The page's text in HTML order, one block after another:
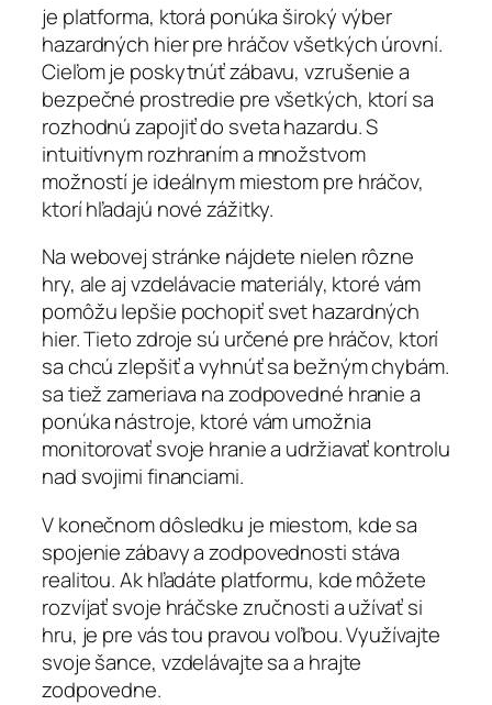
je platforma, ktorá ponúka široký výber
hazardných hier pre hráčov všetkých úrovní.
Cieľom je poskytnúť zábavu, vzrušenie a
bezpečné prostredie pre všetkých, ktorí sa
rozhodnú zapojiť do sveta hazardu. S
intuitívnym rozhraním a množstvom
možností je ideálnym miestom pre hráčov,
ktorí hľadajú nové zážitky.
Na webovej stránke nájdete nielen rôzne
hry, ale aj vzdelávacie materiály, ktoré vám
pomôžu lepšie pochopiť svet hazardných
hier. Tieto zdroje sú určené pre hráčov, ktorí
sa chcú zlepšiť a vyhnúť sa bežným chybám.
sa tiež zameriava na zodpovedné hranie a
ponúka nástroje, ktoré vám umožnia
monitorovať svoje hranie a udržiavať kontrolu
nad svojimi financiami.
V konečnom dôsledku je miestom, kde sa
spojenie zábavy a zodpovednosti stáva
realitou. Ak hľadáte platformu, kde môžete
rozvíjať svoje hráčske zručnosti a užívať si
hru, je pre vás tou pravou voľbou. Využívajte
svoje šance, vzdelávajte sa a hrajte
zodpovedne.